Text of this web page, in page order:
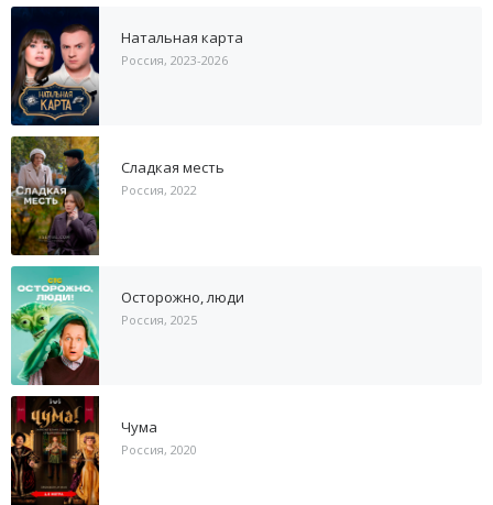
Натальная карта
Россия, 2023-2026
Сладкая месть
Россия, 2022
Осторожно, люди
Россия, 2025
Чума
Россия, 2020